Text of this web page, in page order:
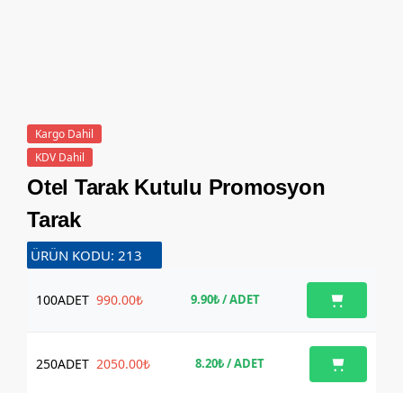
Kargo Dahil
KDV Dahil
Otel Tarak Kutulu Promosyon
Tarak
ÜRÜN KODU: 213
100ADET 990.00₺ 9.90₺/ ADET
250ADET 2050.00₺ 8.20₺/ ADET